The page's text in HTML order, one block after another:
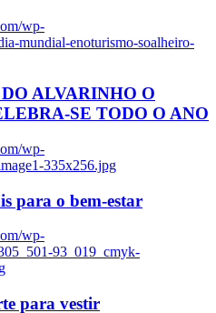
wp-
mundial-enoturismo-soalheiro-
ALVARINHO O
SE TODO O ANO
wp-
335x256.jpg
para o bem-estar
wp-
93_019_cmyk-
para vestir